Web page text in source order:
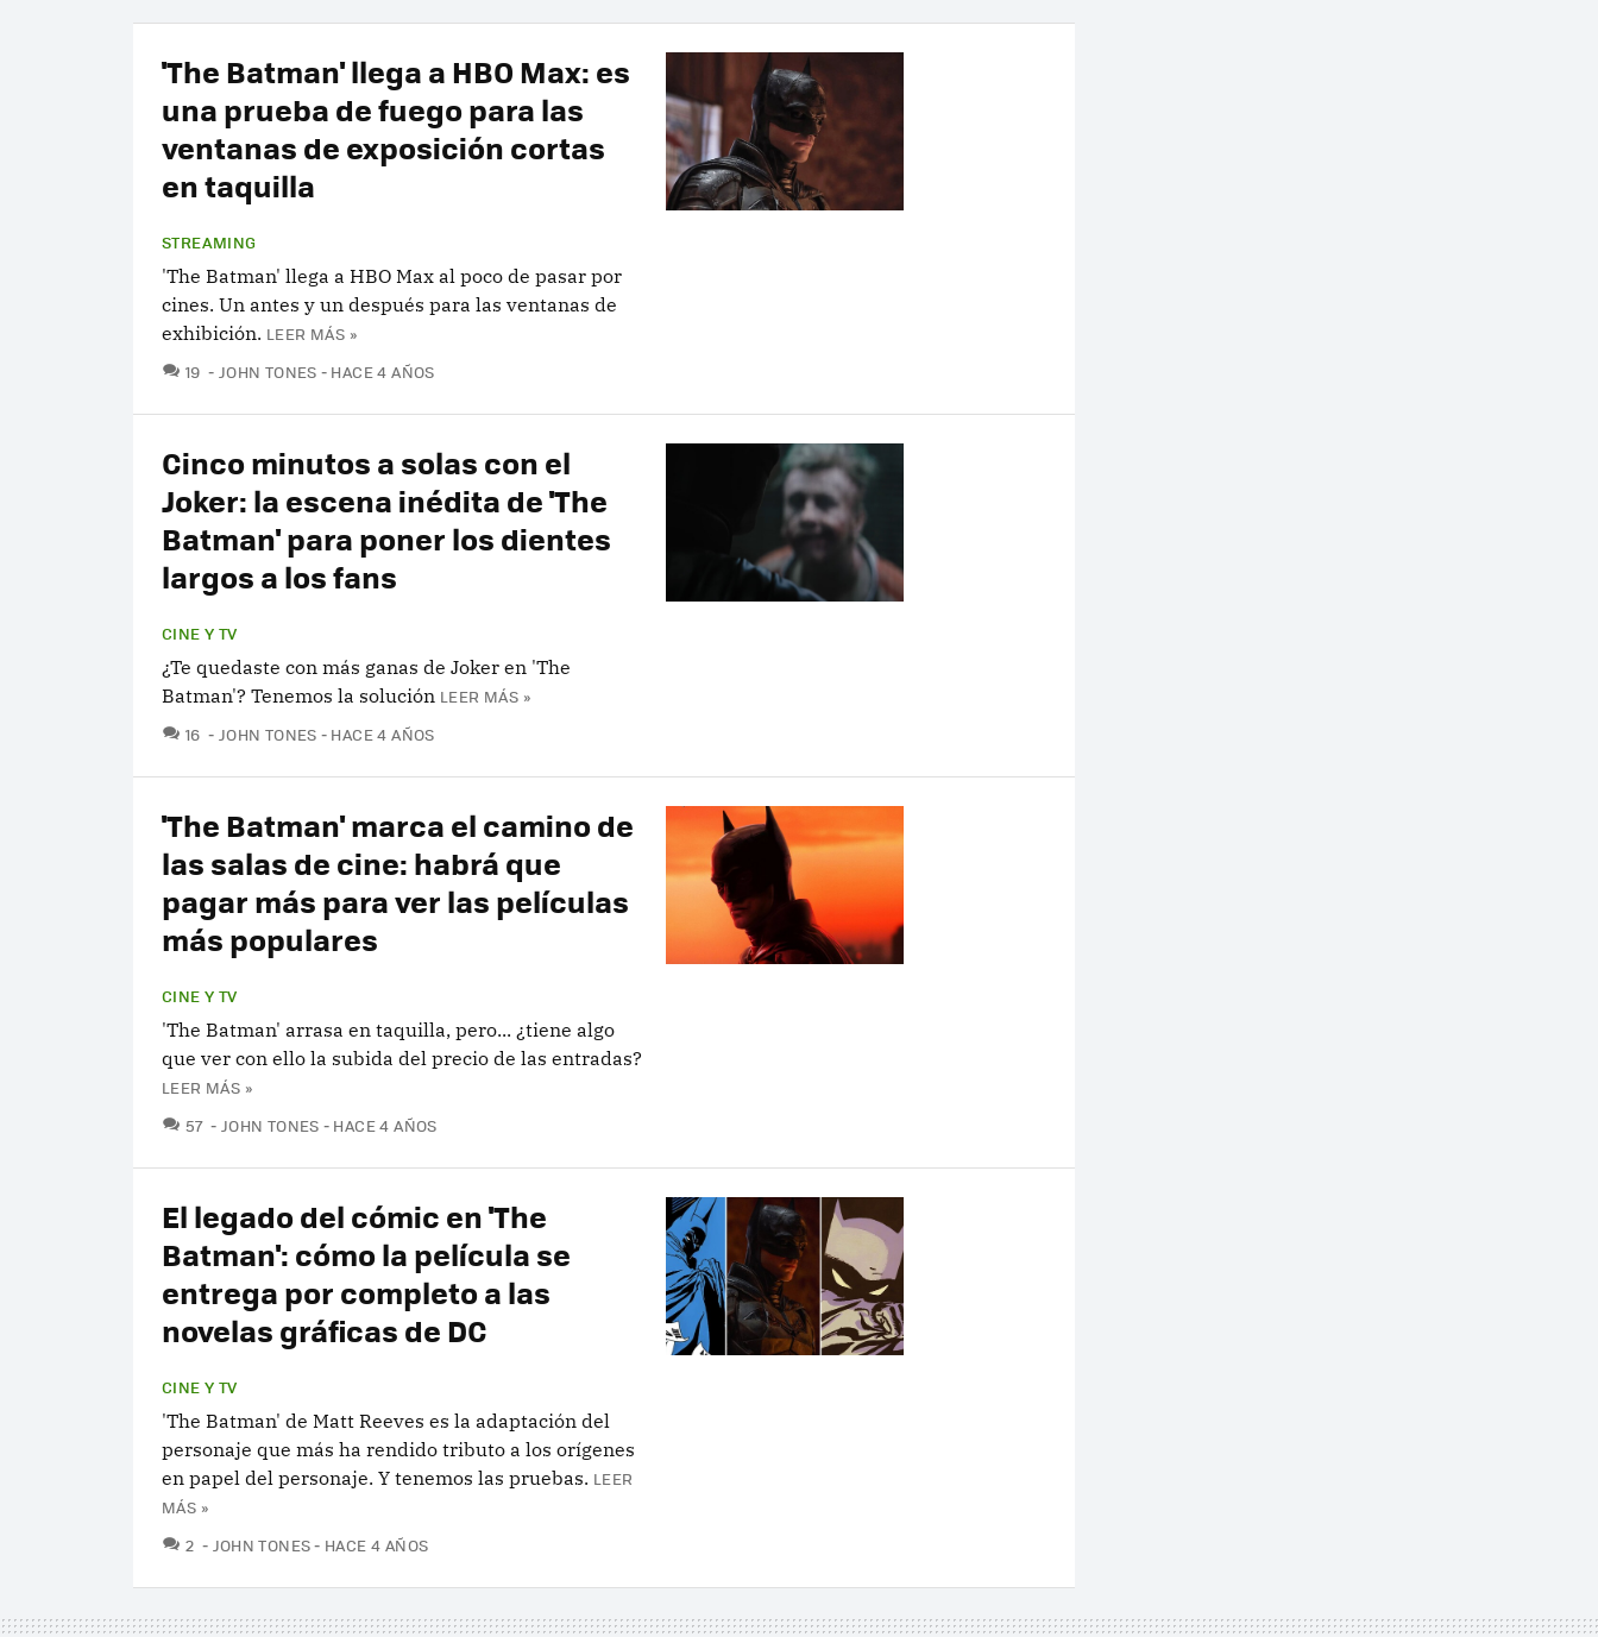
'The Batman' llega a HBO Max: es
una prueba de fuego para las
ventanas de exposición cortas
en taquilla
STREAMING
'The Batman' llega a HBO Max al poco de pasar por
cines. Un antes y un después para las ventanas de
exhibición. LEER MÁS »
19 COMENTARIOS
JOHN TONES HACE 4 AÑOS
Cinco minutos a solas con el
Joker: la escena inédita de 'The
Batman' para poner los dientes
largos a los fans
CINE Y TV
¿Te quedaste con más ganas de Joker en 'The
Batman'? Tenemos la solución LEER MÁS »
16 COMENTARIOS
JOHN TONES HACE 4 AÑOS
'The Batman' marca el camino de
las salas de cine: habrá que
pagar más para ver las películas
más populares
CINE Y TV
'The Batman' arrasa en taquilla, pero... ¿tiene algo
que ver con ello la subida del precio de las entradas?
LEER MÁS »
57 COMENTARIOS
JOHN TONES HACE 4 AÑOS
El legado del cómic en 'The
Batman': cómo la película se
entrega por completo a las
novelas gráficas de DC
CINE Y TV
'The Batman' de Matt Reeves es la adaptación del
personaje que más ha rendido tributo a los orígenes
en papel del personaje. Y tenemos las pruebas. LEER
MÁS »
2 COMENTARIOS
JOHN TONES HACE 4 AÑOS